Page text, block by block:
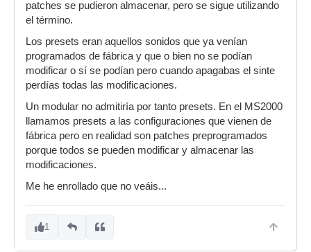
patches se pudieron almacenar, pero se sigue utilizando
el término.
Los presets eran aquellos sonidos que ya venían
programados de fábrica y que o bien no se podían
modificar o sí se podían pero cuando apagabas el sinte
perdías todas las modificaciones.
Un modular no admitiría por tanto presets. En el MS2000
llamamos presets a las configuraciones que vienen de
fábrica pero en realidad son patches preprogramados
porque todos se pueden modificar y almacenar las
modificaciones.
Me he enrollado que no veáis...
1